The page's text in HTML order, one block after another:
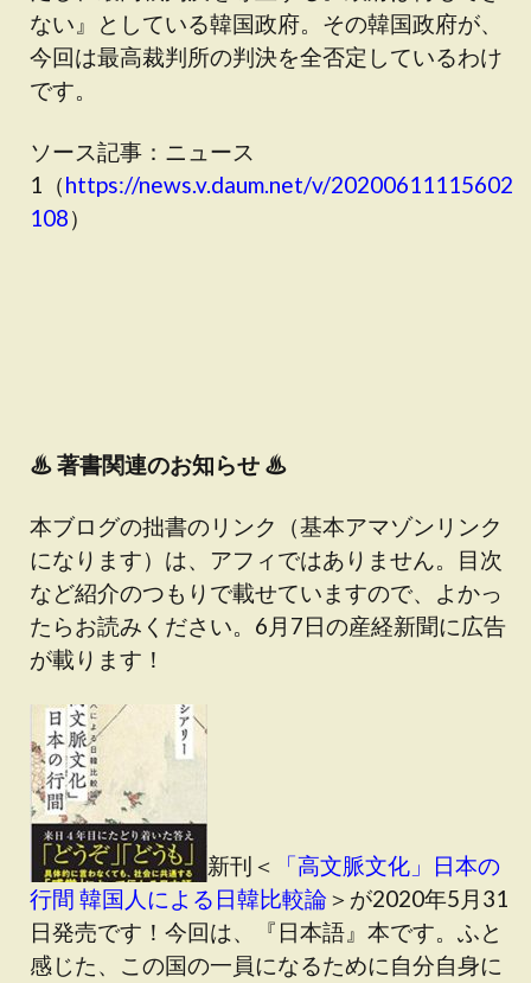
ない』としている韓国政府。その韓国政府が、
今回は最高裁判所の判決を全否定しているわけ
です。
ソース記事：ニュース
1（https://news.v.daum.net/v/20200611115602
108）
♨著書関連のお知らせ ♨
本ブログの拙書のリンク（基本アマゾンリンク
になります）は、アフィではありません。目次
など紹介のつもりで載せていますので、よかっ
たらお読みください。6月7日の産経新聞に広告
が載ります！
新刊＜
「高文脈文化」日本の
行間 韓国人による日韓比較論 ＞が2020年5月31
日発売です！今回は、『日本語』本です。ふと
感じた、この国の一員になるために自分自身に